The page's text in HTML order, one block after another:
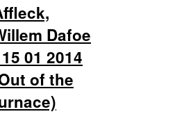
Dafoe
01 2014
of the